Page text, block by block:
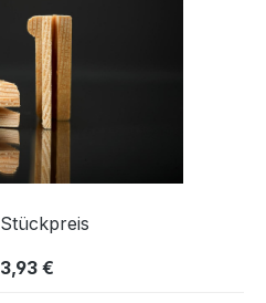
Stückpreis
3,93 €